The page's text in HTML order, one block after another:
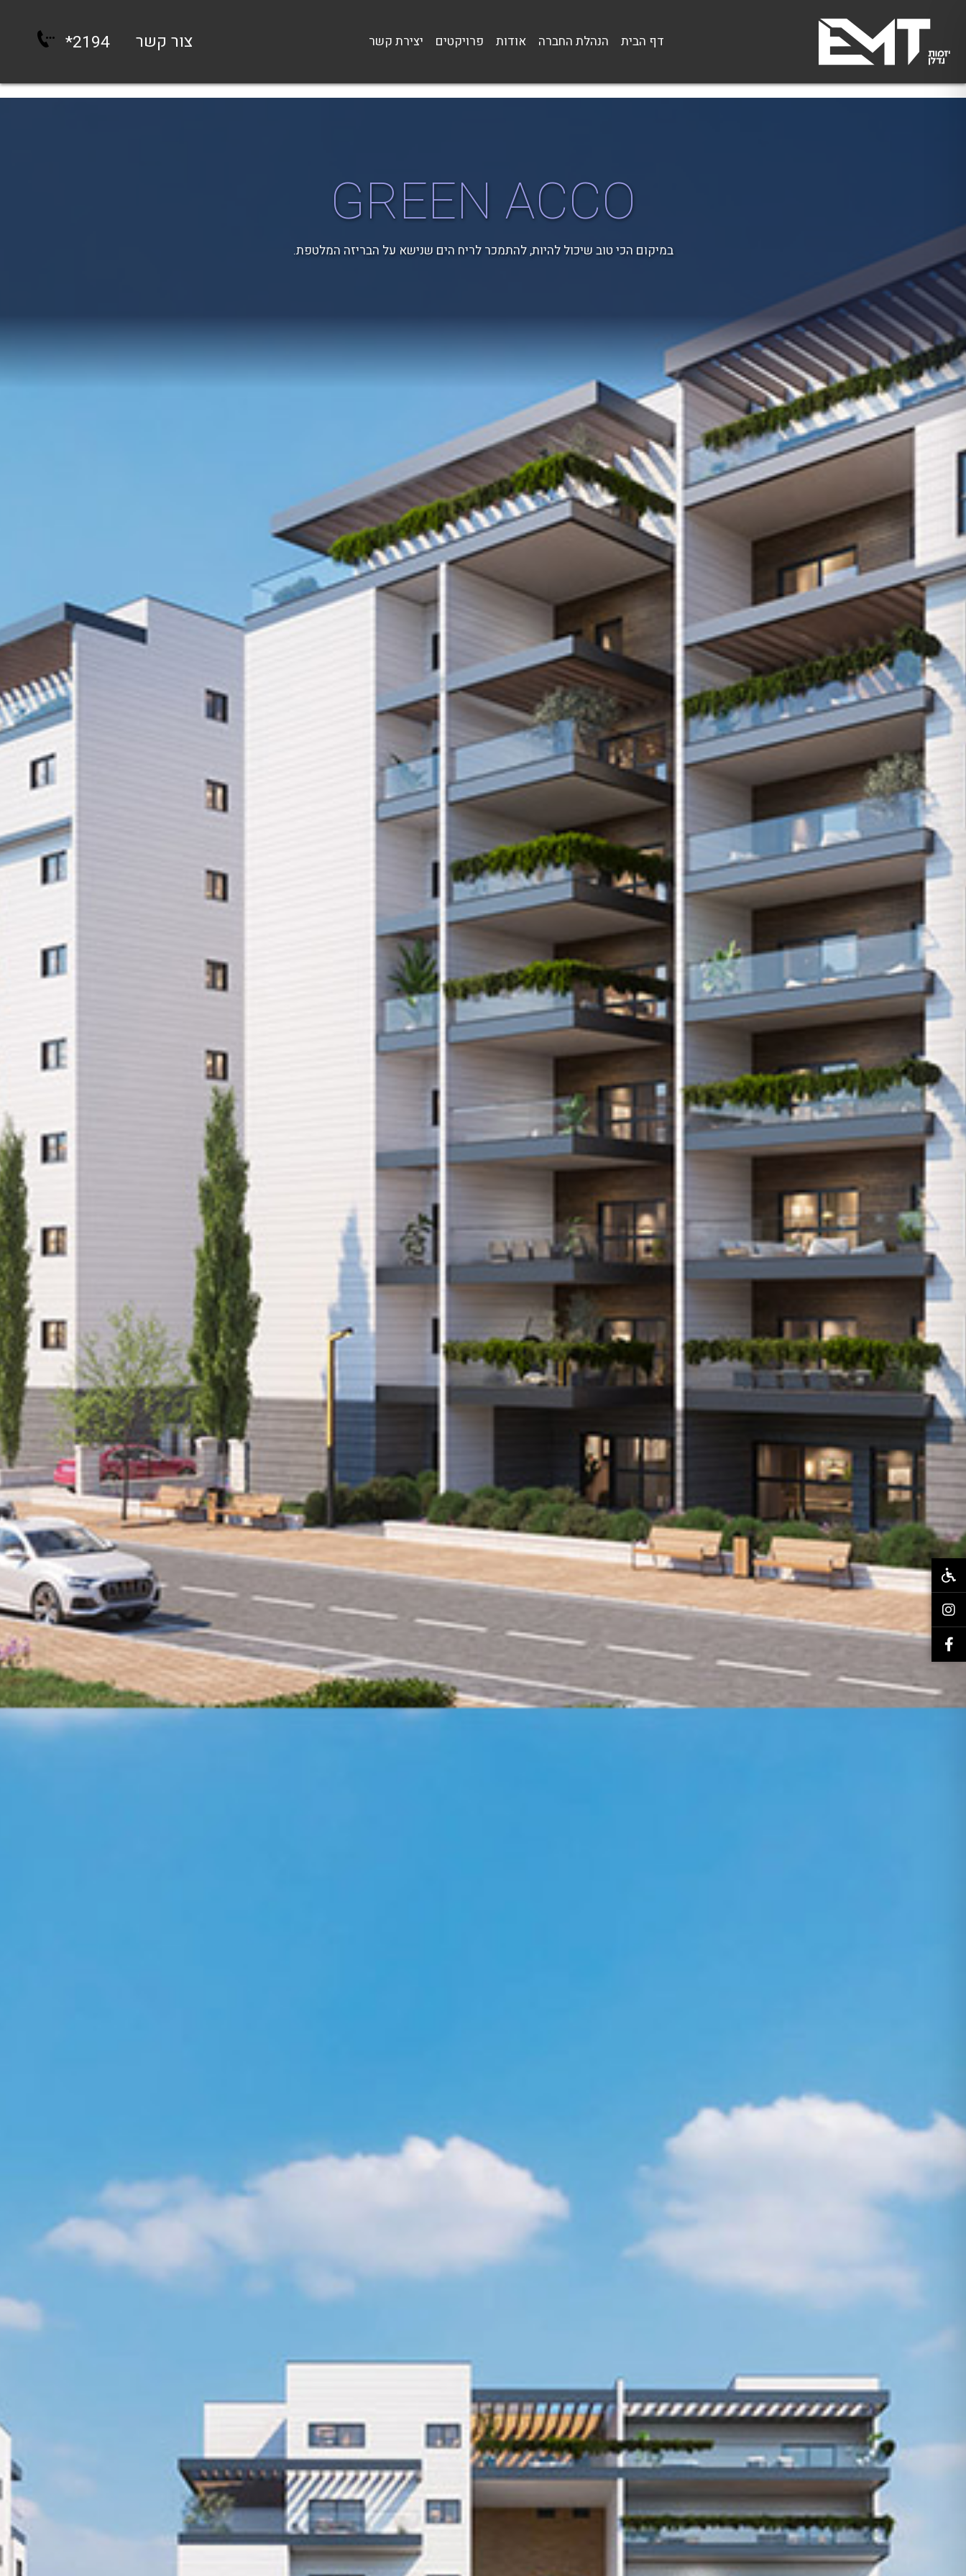
דף הבית הנהלת החברה אודות פרויקטים יצירת קשר צור קשר *2194
GREEN ACCO
במיקום הכי טוב שיכול להיות, להתמכר לריח הים שנישא על הבריזה המלטפת.